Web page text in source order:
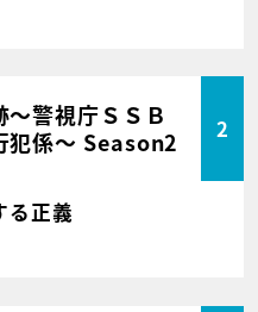
～警視庁ＳＳＢ
犯係～ Season2
2
正義